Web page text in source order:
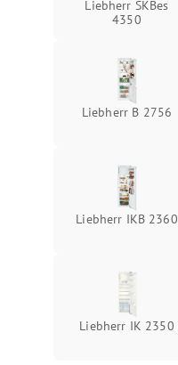
Liebherr SKBes
4350
Liebherr B 2756
Liebherr IKB 2360
Liebherr IK 2350